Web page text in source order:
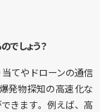
でしょう？
てやドローンの通信
発物探知の高速化な
きます。例えば、高